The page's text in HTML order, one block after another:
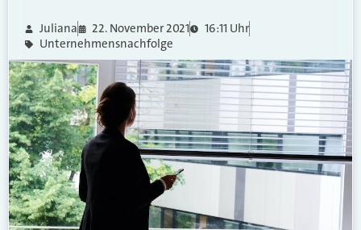
Juliana 22. November 2021
16:11 Uhr
Unternehmensnachfolge